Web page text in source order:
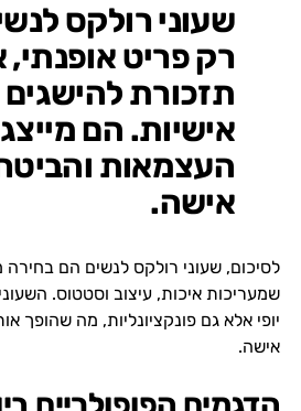
שעוני רולקס
רק פריט
תזכורת
אישיות. הם
העצמאות
אישה.
לסיכום, שעוני רולקס לנשים הם בחירה
שמעריכות איכות, עיצוב וסטטוס.
יופי אלא גם פונקציונליות, מה שהופך
אישה.